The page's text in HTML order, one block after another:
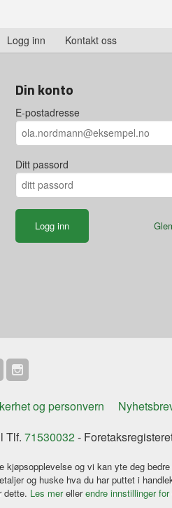
Logg inn Kontakt oss
Din konto
E-postadresse
Ditt passord
og personvern
Tlf. 71530032-
og vi kan yte deg
og huske hva du har puttet i
dette. Les merellerendre innstillinger